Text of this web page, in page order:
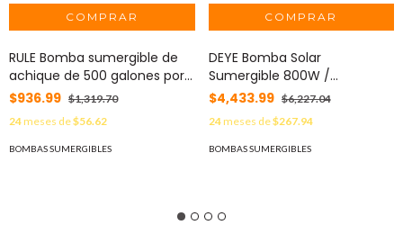
RULE Bomba sumergible de
achique de 500 galones por
hora a 12 Volts de corriente
$936.99 $1,319.70
24meses de$56.62
BOMBAS SUMERGIBLES
DEYE Bomba Solar
Sumergible 800W /
Controlador Solar 60-220Vcd
$4,433.99 $6,227.04
24meses de$267.94
BOMBAS SUMERGIBLES